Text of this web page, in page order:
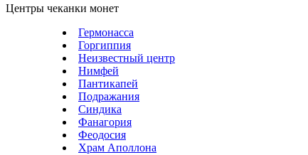
Центры чеканки монет
Гермонасса
Горгиппия
Неизвестный центр
Нимфей
Пантикапей
Подражания
Синдика
Фанагория
Феодосия
Храм Аполлона